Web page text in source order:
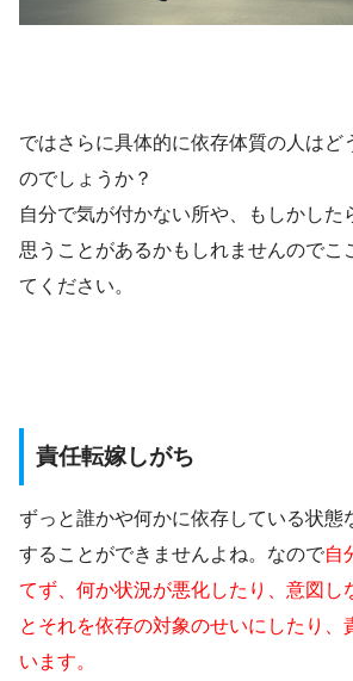
ではさらに具体的に依存体質の人はど
のでしょうか？
自分で気が付かない所や、もしかした
思うことがあるかもしれませんのでこ
てください。
責任転嫁しがち
ずっと誰かや何かに依存している状態
することができませんよね。なので自
てず、何か状況が悪化したり、意図し
とそれを依存の対象のせいにしたり、
います。